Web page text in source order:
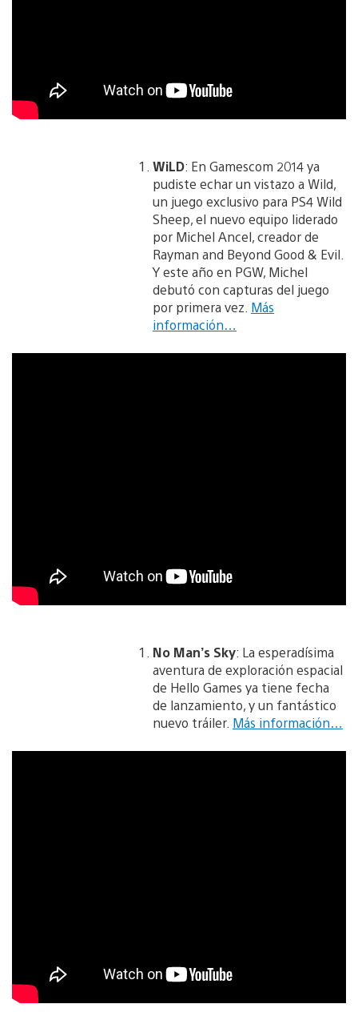
WiLD: En Gamescom 2014 ya
pudiste echar un vistazo a Wild,
un juego exclusivo para PS4 Wild
Sheep, el nuevo equipo liderado
por Michel Ancel, creador de
Rayman and Beyond Good & Evil.
Y este año en PGW, Michel
debutó con capturas del juego
por primera vez. Más
información…
No Man’s Sky: La esperadísima
aventura de exploración espacial
de Hello Games ya tiene fecha
de lanzamiento, y un fantástico
nuevo tráiler. Más información…